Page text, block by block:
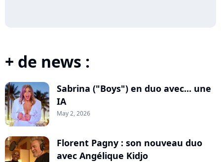
+ de news :
Sabrina ("Boys") en duo avec... une
IA
May 2, 2026
Florent Pagny : son nouveau duo
avec Angélique Kidjo